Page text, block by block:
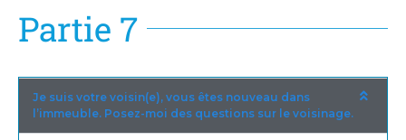
Partie 7
Je suis votre voisin(e), vous êtes nouveau dans
l’immeuble. Posez-moi des questions sur le voisinage.